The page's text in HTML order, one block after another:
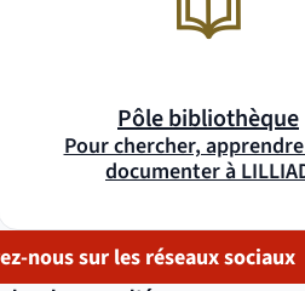
Pôle bibliothèque
Pour chercher,
documenter à
nous sur les réseaux sociaux